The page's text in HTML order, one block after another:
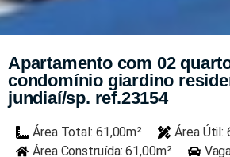
Apartamento com 02
condomínio giardino
jundiaí/sp. ref.23154
Área Total: 61,00m²
Área Útil:
Área Construída: 61,00m²